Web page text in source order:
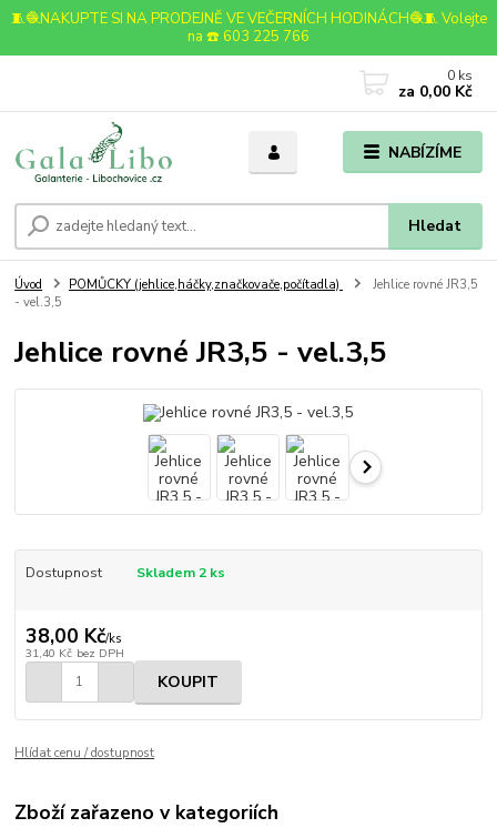
🧵🧶NAKUPTE SI NA PRODEJNĚ VE VEČERNÍCH HODINÁCH🧶🧵 Volejte
na ☎️ 603 225 766
NABÍZÍME
Hledat
0 ks
za 0,00 Kč
Úvod POMŮCKY (jehlice,háčky,značkovače,počítadla)
Jehlice rovné JR3,5
- vel.3,5
Jehlice rovné JR3,5 - vel.3,5
Dostupnost Skladem 2 ks
38,00 Kč/ks
31,40 Kč bez DPH
KOUPIT
Hlídat cenu / dostupnost
Zboží zařazeno v kategoriích